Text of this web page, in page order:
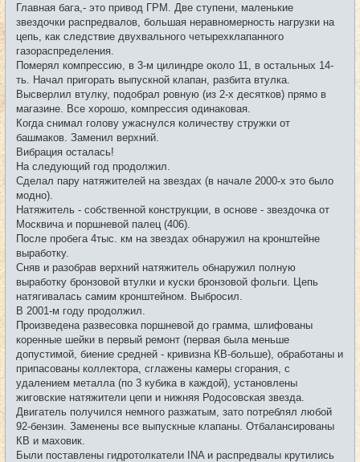
Главная бага,- это привод ГРМ. Две ступени, маленькие
звездочки распредвалов, большая неравномерность нагрузки на
цепь, как следствие двухвального четырехклапанного
газораспределения.
Померял компрессию, в 3-м цилиндре около 11, в остальных 14-
ть. Начал пригорать выпускной клапан, разбита втулка.
Высверлил втулку, подобрал ровную (из 2-х десятков) прямо в
магазине. Все хорошо, компрессия одинаковая.
Когда снимал голову ужаснулся количеству стружки от
башмаков. Заменил верхний.
Вибрация осталась!
На следующий год продолжил.
Сделал пару натяжителей на звездах (в начале 2000-х это было
модно).
Натяжитель - собственной конструкции, в основе - звездочка от
Москвича и поршневой палец (406).
После пробега 4тыс. км на звездах обнаружил на кронштейне
выработку.
Сняв и разобрав верхний натяжитель обнаружил полную
выработку бронзовой втулки и куски бронзовой фольги. Цепь
натягивалась самим кронштейном. Выбросил.
В 2001-м году продолжил.
Произведена развесовка поршневой до грамма, шлифованы
коренные шейки в первый ремонт (первая была меньше
допустимой, биение средней - кривизна КВ-больше), обработаны и
припасованы коллектора, сглажены камеры сгорания, с
удалением металла (по 3 кубика в каждой), установлены
жиговские натяжители цепи и нижняя Родосовская звезда.
Двигатель получился немного разжатым, зато потреблял любой
92-бензин. Заменены все выпускные клапаны. Отбалансированы
КВ и маховик.
Были поставлены гидротолкатели INA и распредвалы крутились